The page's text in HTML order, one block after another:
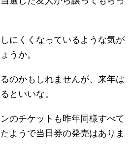
にくくなっているような気が
うか。
のかもしれませんが、来年は
といいな。
のチケットも昨年同様すべて
ようで当日券の発売はありま